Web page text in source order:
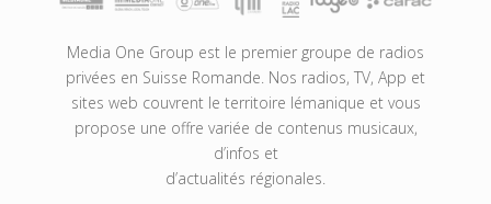
Media One Group est le premier groupe de radios
privées en Suisse Romande. Nos radios, TV, App et
sites web couvrent le territoire lémanique et vous
propose une offre variée de contenus musicaux,
d’infos et
d’actualités régionales.